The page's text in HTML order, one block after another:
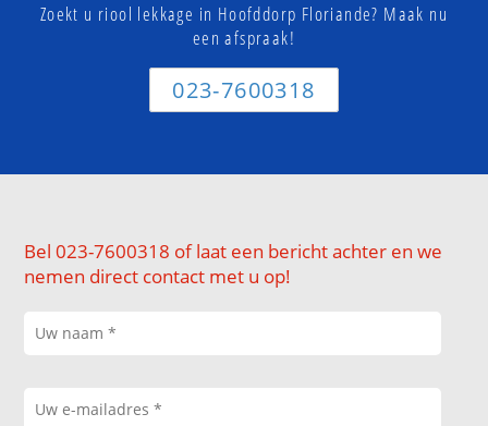
Zoekt u riool lekkage in Hoofddorp Floriande? Maak nu
een afspraak!
023-7600318
Bel 023-7600318 of laat een bericht achter en we
nemen direct contact met u op!